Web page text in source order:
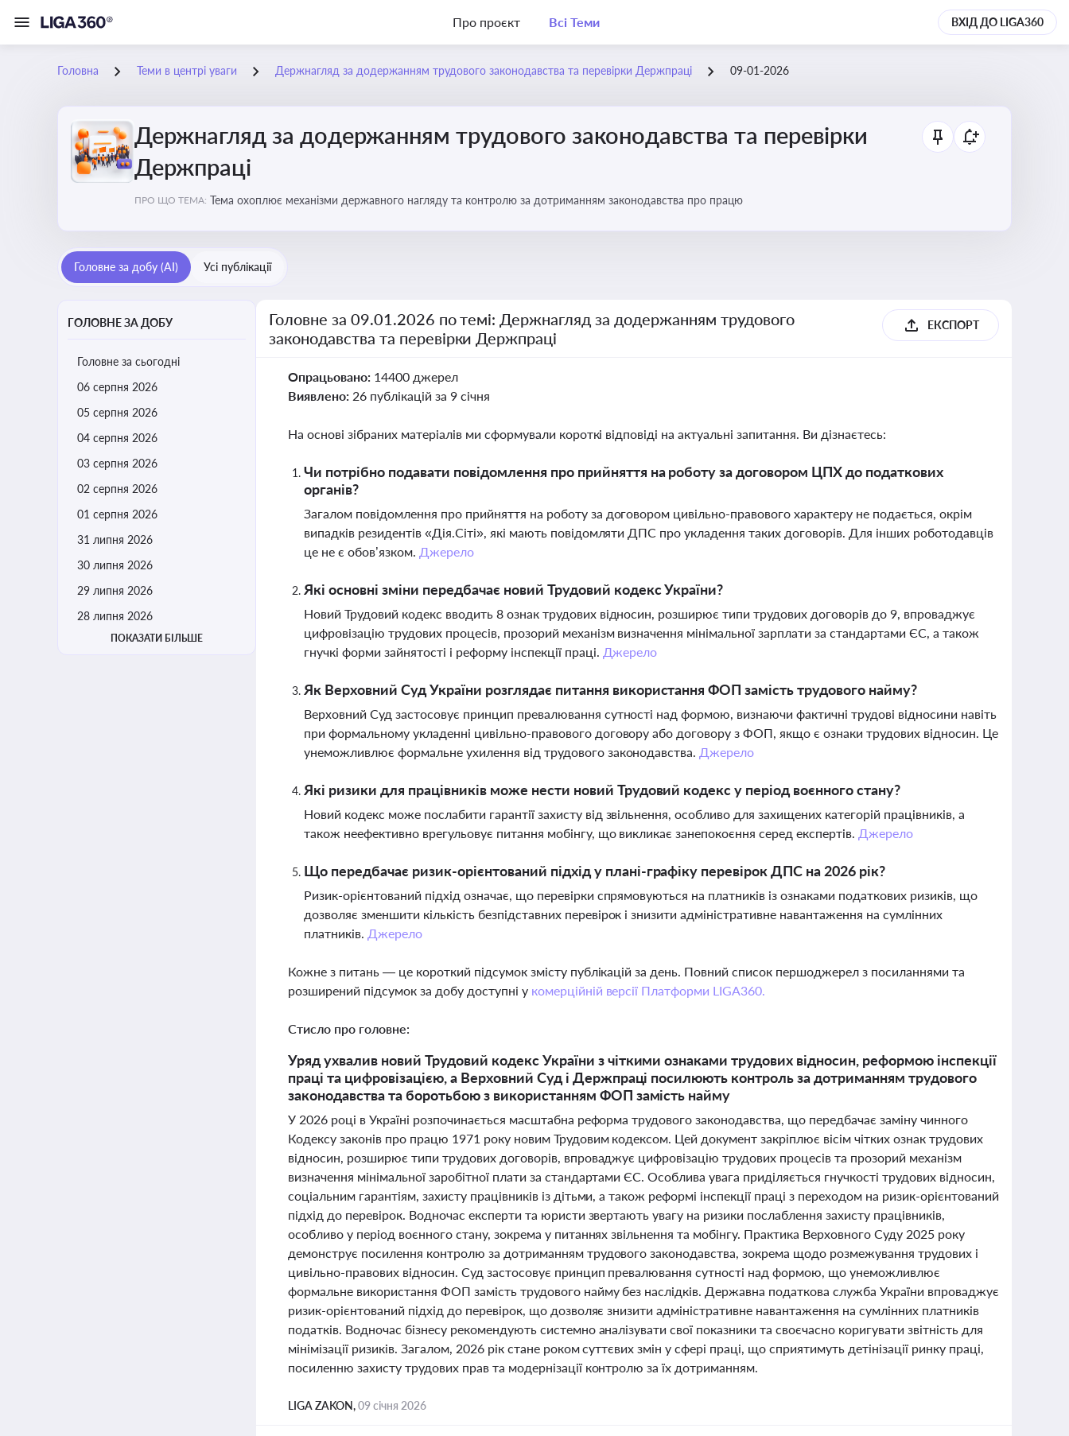
Про проєкт Всі Теми ВХІД ДО LIGA360
Головна Теми в центрі уваги Держнагляд за додержанням трудового законодавства та перевірки Держпраці 09-01-2026
Держнагляд за додержанням трудового законодавства та перевірки
Держпраці
ПРО ЩО ТЕМА: Тема охоплює механізми державного нагляду та контролю за дотриманням законодавства про працю
Головне за добу (AI) Усі публікації
ГОЛОВНЕ ЗА ДОБУ
Головне за сьогодні
06 серпня 2026
05 серпня 2026
04 серпня 2026
03 серпня 2026
02 серпня 2026
01 серпня 2026
31 липня 2026
30 липня 2026
29 липня 2026
28 липня 2026
ПОКАЗАТИ БІЛЬШЕ
Головне за 09.01.2026 по темі: Держнагляд за додержанням трудового
законодавства та перевірки Держпраці
ЕКСПОРТ
Опрацьовано: 14400 джерел
Виявлено: 26 публікацій за 9 січня
На основі зібраних матеріалів ми сформували короткі відповіді на актуальні запитання. Ви дізнаєтесь:
Чи потрібно подавати повідомлення про прийняття на роботу за договором ЦПХ до податкових
органів?
Загалом повідомлення про прийняття на роботу за договором цивільно-правового характеру не подається, окрім
випадків резидентів «Дія.Сіті», які мають повідомляти ДПС про укладення таких договорів. Для інших роботодавців
це не є обов’язком. Джерело
Які основні зміни передбачає новий Трудовий кодекс України?
Новий Трудовий кодекс вводить 8 ознак трудових відносин, розширює типи трудових договорів до 9, впроваджує
цифровізацію трудових процесів, прозорий механізм визначення мінімальної зарплати за стандартами ЄС, а також
гнучкі форми зайнятості і реформу інспекції праці. Джерело
Як Верховний Суд України розглядає питання використання ФОП замість трудового найму?
Верховний Суд застосовує принцип превалювання сутності над формою, визнаючи фактичні трудові відносини навіть
при формальному укладенні цивільно-правового договору або договору з ФОП, якщо є ознаки трудових відносин. Це
унеможливлює формальне ухилення від трудового законодавства. Джерело
Які ризики для працівників може нести новий Трудовий кодекс у період воєнного стану?
Новий кодекс може послабити гарантії захисту від звільнення, особливо для захищених категорій працівників, а
також неефективно врегульовує питання мобінгу, що викликає занепокоєння серед експертів. Джерело
Що передбачає ризик-орієнтований підхід у плані-графіку перевірок ДПС на 2026 рік?
Ризик-орієнтований підхід означає, що перевірки спрямовуються на платників із ознаками податкових ризиків, що
дозволяє зменшити кількість безпідставних перевірок і знизити адміністративне навантаження на сумлінних
платників. Джерело
Кожне з питань — це короткий підсумок змісту публікацій за день. Повний список першоджерел з посиланнями та
розширений підсумок за добу доступні у комерційній версії Платформи LIGA360.
Стисло про головне:
Уряд ухвалив новий Трудовий кодекс України з чіткими ознаками трудових відносин, реформою інспекції
праці та цифровізацією, а Верховний Суд і Держпраці посилюють контроль за дотриманням трудового
законодавства та боротьбою з використанням ФОП замість найму
У 2026 році в Україні розпочинається масштабна реформа трудового законодавства, що передбачає заміну чинного
Кодексу законів про працю 1971 року новим Трудовим кодексом. Цей документ закріплює вісім чітких ознак трудових
відносин, розширює типи трудових договорів, впроваджує цифровізацію трудових процесів та прозорий механізм
визначення мінімальної заробітної плати за стандартами ЄС. Особлива увага приділяється гнучкості трудових відносин,
соціальним гарантіям, захисту працівників із дітьми, а також реформі інспекції праці з переходом на ризик-орієнтований
підхід до перевірок. Водночас експерти та юристи звертають увагу на ризики послаблення захисту працівників,
особливо у період воєнного стану, зокрема у питаннях звільнення та мобінгу. Практика Верховного Суду 2025 року
демонструє посилення контролю за дотриманням трудового законодавства, зокрема щодо розмежування трудових і
цивільно-правових відносин. Суд застосовує принцип превалювання сутності над формою, що унеможливлює
формальне використання ФОП замість трудового найму без наслідків. Державна податкова служба України впроваджує
ризик-орієнтований підхід до перевірок, що дозволяє знизити адміністративне навантаження на сумлінних платників
податків. Водночас бізнесу рекомендують системно аналізувати свої показники та своєчасно коригувати звітність для
мінімізації ризиків. Загалом, 2026 рік стане роком суттєвих змін у сфері праці, що сприятимуть детінізації ринку праці,
посиленню захисту трудових прав та модернізації контролю за їх дотриманням.
LIGA ZAKON,09 січня 2026